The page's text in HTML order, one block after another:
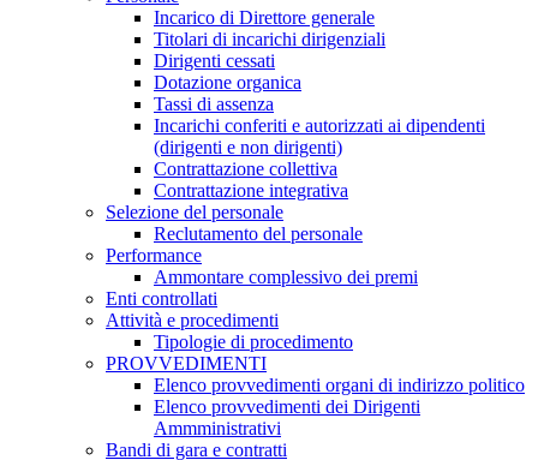
Incarico di Direttore generale
Titolari di incarichi dirigenziali
Dirigenti cessati
Dotazione organica
Tassi di assenza
Incarichi conferiti e autorizzati ai dipendenti
(dirigenti e non dirigenti)
Contrattazione collettiva
Contrattazione integrativa
Selezione del personale
Reclutamento del personale
Performance
Ammontare complessivo dei premi
Enti controllati
Attività e procedimenti
Tipologie di procedimento
PROVVEDIMENTI
Elenco provvedimenti organi di indirizzo politico
Elenco provvedimenti dei Dirigenti
Ammministrativi
Bandi di gara e contratti